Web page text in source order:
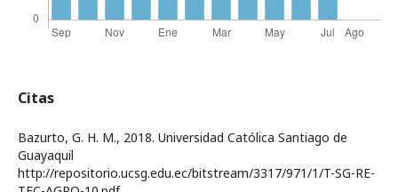
Citas
Bazurto, G. H. M., 2018. Universidad Católica Santiago de
Guayaquil
http://repositorio.ucsg.edu.ec/bitstream/3317/971/1/T-SG-RE-